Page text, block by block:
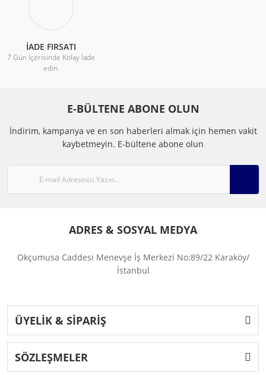
İADE FIRSATI
7 Gün İçerisinde Kolay İade
edin.
E-BÜLTENE ABONE OLUN
İndirim, kampanya ve en son haberleri almak için hemen vakit
kaybetmeyin. E-bültene abone olun
ADRES & SOSYAL MEDYA
Okçumusa Caddesi Menevşe İş Merkezi No:89/22 Karaköy/
İstanbul
ÜYELİK & SİPARİŞ
SÖZLEŞMELER